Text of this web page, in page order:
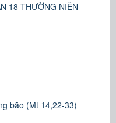
18 THƯỜNG NIÊN
bão (Mt 14,22-33)